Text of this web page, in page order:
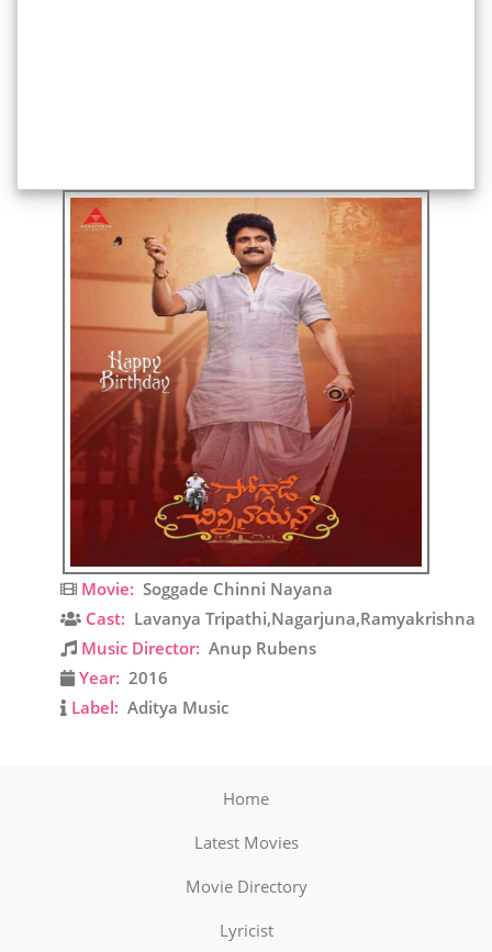
Movie: Soggade Chinni Nayana
Cast: Lavanya Tripathi,Nagarjuna,Ramyakrishna
Music Director: Anup Rubens
Year: 2016
Label: Aditya Music
Home
Latest Movies
Movie Directory
Lyricist